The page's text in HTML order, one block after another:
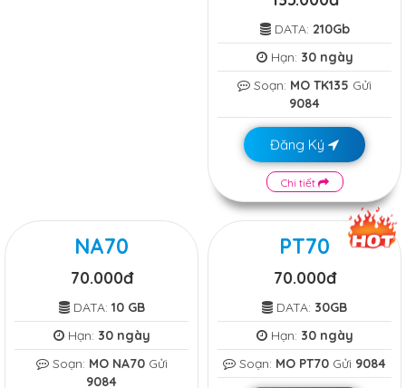
DATA: 210Gb
Hạn: 30 ngày
Soạn: MO TK135 Gửi
9084
Đăng Ký
Chi tiết
NA70
70.000đ
DATA: 10 GB
Hạn: 30 ngày
Soạn: MO NA70Gửi
9084
PT70
70.000đ
DATA: 30GB
Hạn: 30 ngày
Soạn: MO PT70 Gửi 9084